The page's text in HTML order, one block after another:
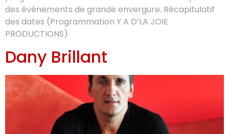
des événements de grande envergure. Récapitulatif
des dates (Programmation Y A D’LA JOIE
PRODUCTIONS)
Dany Brillant